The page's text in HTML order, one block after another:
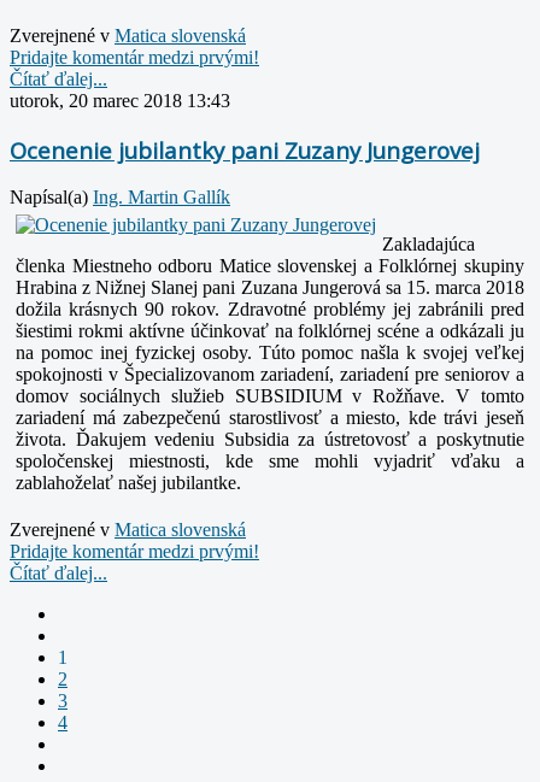
Zverejnené v Matica slovenská
Pridajte komentár medzi prvými!
Čítať ďalej...
utorok, 20 marec 2018 13:43
Ocenenie jubilantky pani Zuzany Jungerovej
Napísal(a) Ing. Martin Gallík
Zakladajúca
členka Miestneho odboru Matice slovenskej a Folklórnej skupiny
Hrabina z Nižnej Slanej pani Zuzana Jungerová sa 15. marca 2018
dožila krásnych 90 rokov. Zdravotné problémy jej zabránili pred
šiestimi rokmi aktívne účinkovať na folklórnej scéne a odkázali ju
na pomoc inej fyzickej osoby. Túto pomoc našla k svojej veľkej
spokojnosti v Špecializovanom zariadení, zariadení pre seniorov a
domov sociálnych služieb SUBSIDIUM v Rožňave. V tomto
zariadení má zabezpečenú starostlivosť a miesto, kde trávi jeseň
života. Ďakujem vedeniu Subsidia za ústretovosť a poskytnutie
spoločenskej miestnosti, kde sme mohli vyjadriť vďaku a
zablahoželať našej jubilantke.
Zverejnené v Matica slovenská
Pridajte komentár medzi prvými!
Čítať ďalej...
1
2
3
4